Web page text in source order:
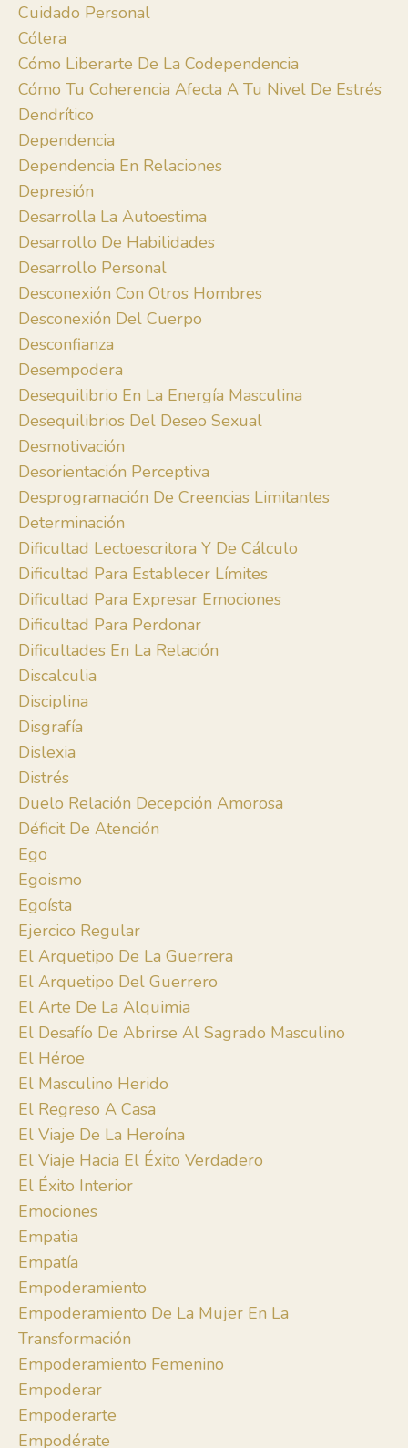
Cuidado Personal
Cólera
Cómo Liberarte De La Codependencia
Cómo Tu Coherencia Afecta A Tu Nivel De Estrés
Dendrítico
Dependencia
Dependencia En Relaciones
Depresión
Desarrolla La Autoestima
Desarrollo De Habilidades
Desarrollo Personal
Desconexión Con Otros Hombres
Desconexión Del Cuerpo
Desconfianza
Desempodera
Desequilibrio En La Energía Masculina
Desequilibrios Del Deseo Sexual
Desmotivación
Desorientación Perceptiva
Desprogramación De Creencias Limitantes
Determinación
Dificultad Lectoescritora Y De Cálculo
Dificultad Para Establecer Límites
Dificultad Para Expresar Emociones
Dificultad Para Perdonar
Dificultades En La Relación
Discalculia
Disciplina
Disgrafía
Dislexia
Distrés
Duelo Relación Decepción Amorosa
Déficit De Atención
Ego
Egoismo
Egoísta
Ejercico Regular
El Arquetipo De La Guerrera
El Arquetipo Del Guerrero
El Arte De La Alquimia
El Desafío De Abrirse Al Sagrado Masculino
El Héroe
El Masculino Herido
El Regreso A Casa
El Viaje De La Heroína
El Viaje Hacia El Éxito Verdadero
El Éxito Interior
Emociones
Empatia
Empatía
Empoderamiento
Empoderamiento De La Mujer En La
Transformación
Empoderamiento Femenino
Empoderar
Empoderarte
Empodérate